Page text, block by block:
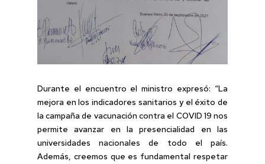
Durante el encuentro el ministro expresó: “La
mejora en los indicadores sanitarios y el éxito de
la campaña de vacunación contra el COVID 19 nos
permite avanzar en la presencialidad en las
universidades nacionales de todo el país.
Además, creemos que es fundamental respetar